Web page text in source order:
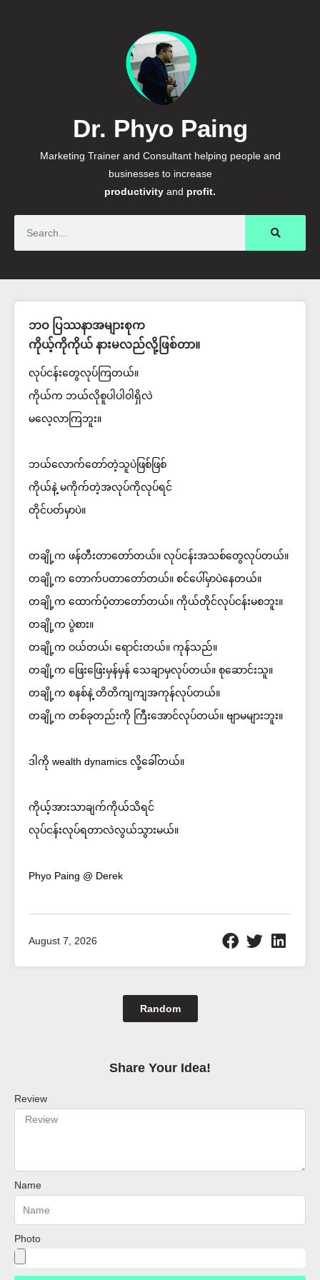
Dr. Phyo Paing
Marketing Trainer and Consultant helping people and
businesses to increase
productivity and profit.
ဘဝ ပြဿနာအများစုက
ကိုယ့်ကိုကိုယ် နားမလည်လို့ဖြစ်တာ။
လုပ်ငန်းတွေလုပ်ကြတယ်။
ကိုယ်က ဘယ်လိုစူပါပါဝါရှိလဲ
မလေ့လာကြဘူး။
ဘယ်လောက်တော်တဲ့သူပဲဖြစ်ဖြစ်
ကိုယ်နဲ့ မကိုက်တဲ့အလုပ်ကိုလုပ်ရင်
တိုင်ပတ်မှာပဲ။
တချို့က ဖန်တီးတာတော်တယ်။ လုပ်ငန်းအသစ်တွေလုပ်တယ်။
တချို့က တောက်ပတာတော်တယ်။ စင်ပေါ်မှာပဲနေတယ်။
တချို့က ထောက်ပံ့တာတော်တယ်။ ကိုယ်တိုင်လုပ်ငန်းမစဘူး။
တချို့က ပွဲစား။
တချို့က ဝယ်တယ်၊ ရောင်းတယ်။ ကုန်သည်။
တချို့က ဖြေးဖြေးမှန်မှန် သေချာမှလုပ်တယ်။ စုဆောင်းသူ။
တချို့က စနစ်နဲ့ တိတိကျကျအကုန်လုပ်တယ်။
တချို့က တစ်ခုတည်းကို ကြီးအောင်လုပ်တယ်။ ဗျာမများဘူး။
ဒါကို wealth dynamics လို့ခေါ်တယ်။
ကိုယ့်အားသာချက်ကိုယ်သိရင်
လုပ်ငန်းလုပ်ရတာလဲလွယ်သွားမယ်။
Phyo Paing @ Derek
August 7, 2026
Random
Share Your Idea!​
Review
Name
Photo